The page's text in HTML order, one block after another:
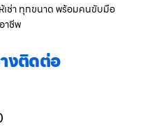
เช่า ทุกขนาด พร้อมคนขับมือ
อาชีพ
งติดต่อ